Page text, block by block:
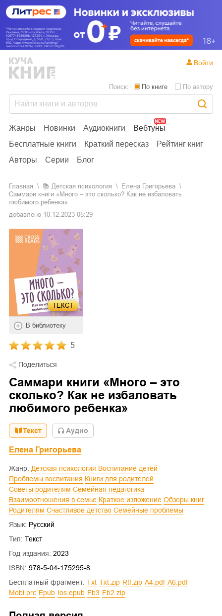
Жанры Новинки Аудиокниги
Вебтуны
Бесплатные книги
Краткий пересказ
Рейтинг книг
Авторы
Серии Блог
Поиск: По книге По автору
Войти
Главная 📚 детская психология
Елена Григорьева
Саммари книги «Много – это сколько? Как не избаловать
любимого ребенка»
добавлено 10.12.2023 05:29
ТЕКСТ
В библиотеку
5
Поделиться
Саммари книги «Много – это
сколько? Как не избаловать
любимого ребенка»
Текст Aудио
Елена Григорьева
Жанр: Детская психология
Воспитание детей
Проблемы воспитания
Книги для родителей
Советы родителям
Семейная педагогика
Взаимоотношения в семье
Краткое изложение
Обзоры книг
Родителям
Счастливое детство
Семейные проблемы
Язык: Русский
Тип: Текст
Год издания: 2023
ISBN: 978-5-04-175295-8
Бесплатный фрагмент:
txt txt.zip rtf.zip a4.pdf
a6.pdf
mobi.prc
epub ios.epub fb3 fb2.zip